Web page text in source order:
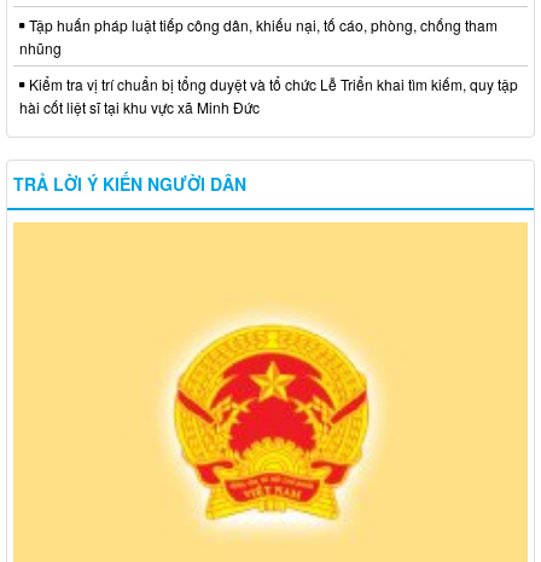
Tập huấn pháp luật tiếp công dân, khiếu nại, tố cáo, phòng, chống tham
nhũng
Kiểm tra vị trí chuẩn bị tổng duyệt và tổ chức Lễ Triển khai tìm kiếm, quy tập
hài cốt liệt sĩ tại khu vực xã Minh Đức
TRẢ LỜI Ý KIẾN NGƯỜI DÂN